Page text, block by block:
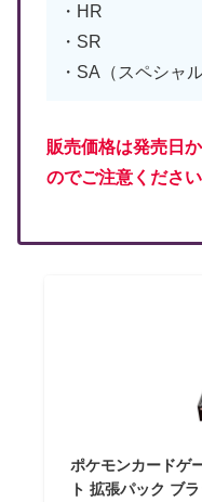
・HR
・SR
・SA（スペシャ
販売価格は発売日
のでご注意ください
ポケモンカードゲ
ト 拡張パック ブ